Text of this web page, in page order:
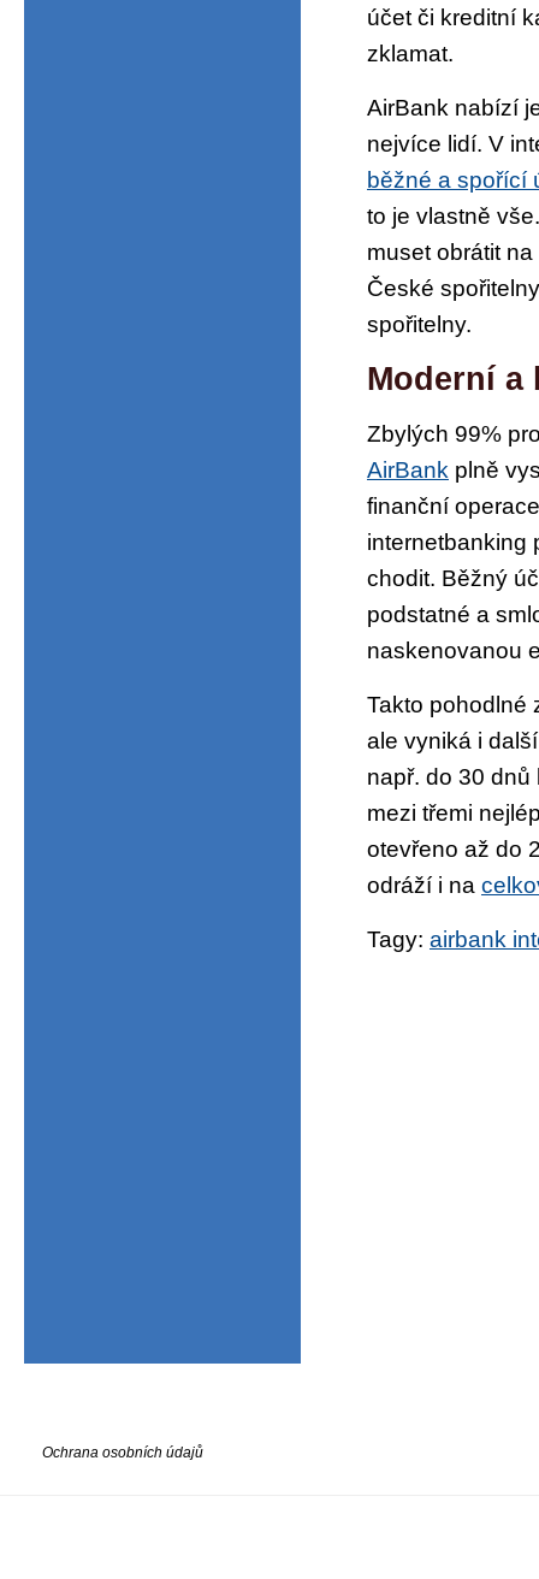
účet či kreditní
zklamat.
AirBank nabízí
nejvíce lidí. V
běžné a spořící
to je vlastně
muset obrátit
České
spořitelny.
Moderní a
Zbylých 99%
AirBank plně
finanční
internetbanking
chodit. Běžný
podstatné a
naskenovanou
Takto pohodlné
ale vyniká i
např. do 30
mezi třemi
otevřeno až do
odráží i na
Tagy: airbank
Ochrana osobních údajů